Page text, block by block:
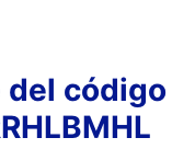
código